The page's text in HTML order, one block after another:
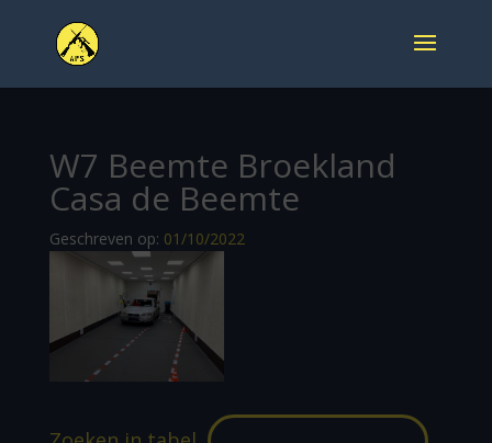
W7 Beemte Broekland
Casa de Beemte
Geschreven op: 01/10/2022